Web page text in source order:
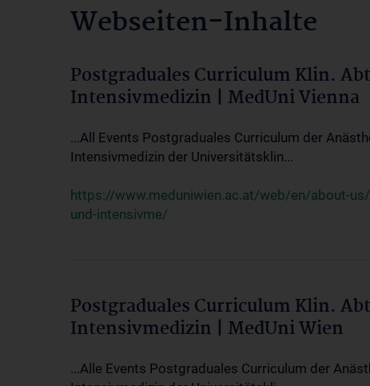
Webseiten-Inhalte
Postgraduales Curriculum Klin.
Intensivmedizin | MedUni Vienna
...All Events Postgraduales Curriculum der
Intensivmedizin der Universitätsklin...
https://www.meduniwien.ac.at/web/en/about-
und-intensivme/
Postgraduales Curriculum Klin.
Intensivmedizin | MedUni Wien
...Alle Events Postgraduales Curriculum der